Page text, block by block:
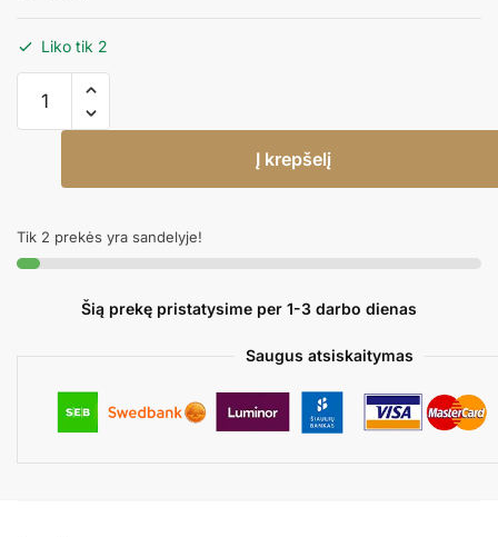
Liko tik 2
kiekis:
Folinis
92cm.
Į krepšelį
Tik 2 prekės yra sandelyje!
Šią prekę pristatysime per 1-3 darbo dienas
Saugus atsiskaitymas